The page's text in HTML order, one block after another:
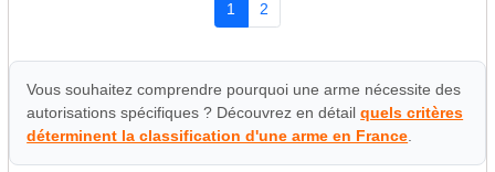
1 2
Vous souhaitez comprendre pourquoi une arme nécessite des
autorisations spécifiques ? Découvrez en détailquels critères
déterminent la classification d'une arme en France.